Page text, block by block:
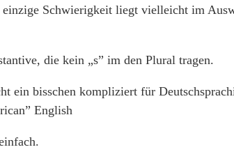
Schwierigkeit liegt vielleicht im
die kein „s” im den Plural tragen.
ein bisschen kompliziert für
English